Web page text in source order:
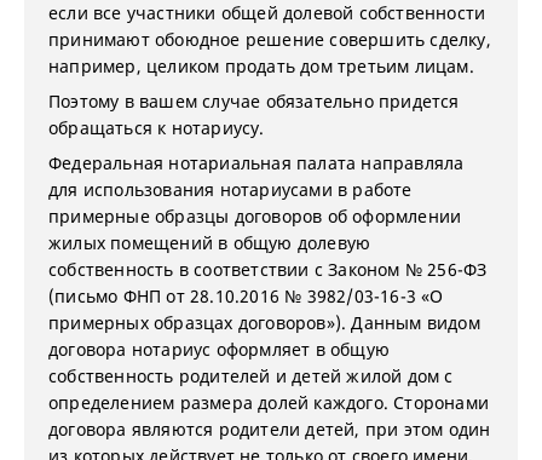
если все участники общей долевой собственности
принимают обоюдное решение совершить сделку,
например, целиком продать дом третьим лицам.
Поэтому в вашем случае обязательно придется
обращаться к нотариусу.
Федеральная нотариальная палата направляла
для использования нотариусами в работе
примерные образцы договоров об оформлении
жилых помещений в общую долевую
собственность в соответствии с Законом № 256-ФЗ
(письмо ФНП от 28.10.2016 № 3982/03-16-3 «О
примерных образцах договоров»). Данным видом
договора нотариус оформляет в общую
собственность родителей и детей жилой дом с
определением размера долей каждого. Сторонами
договора являются родители детей, при этом один